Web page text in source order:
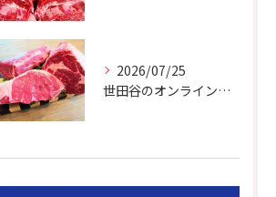
2026/07/25
世田谷のオンライン肉屋の輸入牛は特別です。